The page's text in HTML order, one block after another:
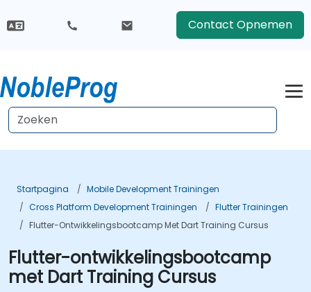
Contact Opnemen
Startpagina
Mobile Development Trainingen
Cross Platform Development Trainingen
Flutter Trainingen
Flutter-Ontwikkelingsbootcamp Met Dart Training Cursus
Flutter-ontwikkelingsbootcamp
met Dart Training Cursus